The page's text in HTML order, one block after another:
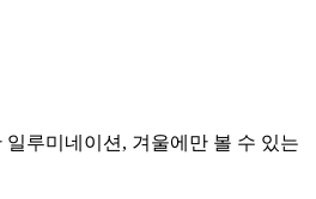
루미네이션, 겨울에만 볼 수 있는